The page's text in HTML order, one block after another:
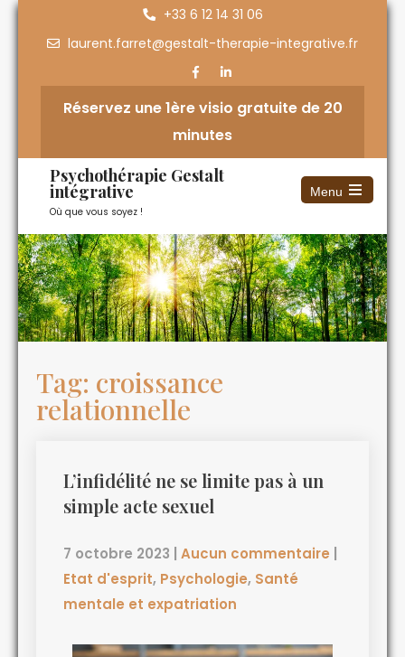
+33 6 12 14 31 06
laurent.farret@gestalt-therapie-integrative.fr
Réservez une 1ère visio gratuite de 20
minutes
Psychothérapie Gestalt
intégrative
Où que vous soyez !
Menu
Tag: croissance
relationnelle
L’infidélité ne se limite pas à un
simple acte sexuel
7 octobre 2023 Aucun commentaire
Etat d'esprit, Psychologie, Santé
mentale et expatriation